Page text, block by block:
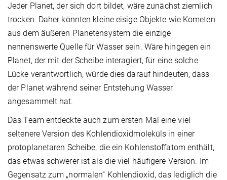
Jeder Planet, der sich dort bildet, wäre zunächst ziemlich
trocken. Daher könnten kleine eisige Objekte wie Kometen
aus dem äußeren Planetensystem die einzige
nennenswerte Quelle für Wasser sein. Wäre hingegen ein
Planet, der mit der Scheibe interagiert, für eine solche
Lücke verantwortlich, würde dies darauf hindeuten, dass
der Planet während seiner Entstehung Wasser
angesammelt hat.
Das Team entdeckte auch zum ersten Mal eine viel
seltenere Version des Kohlendioxidmoleküls in einer
protoplanetaren Scheibe, die ein Kohlenstoffatom enthält,
das etwas schwerer ist als die viel häufigere Version. Im
Gegensatz zum „normalen“ Kohlendioxid, das lediglich die